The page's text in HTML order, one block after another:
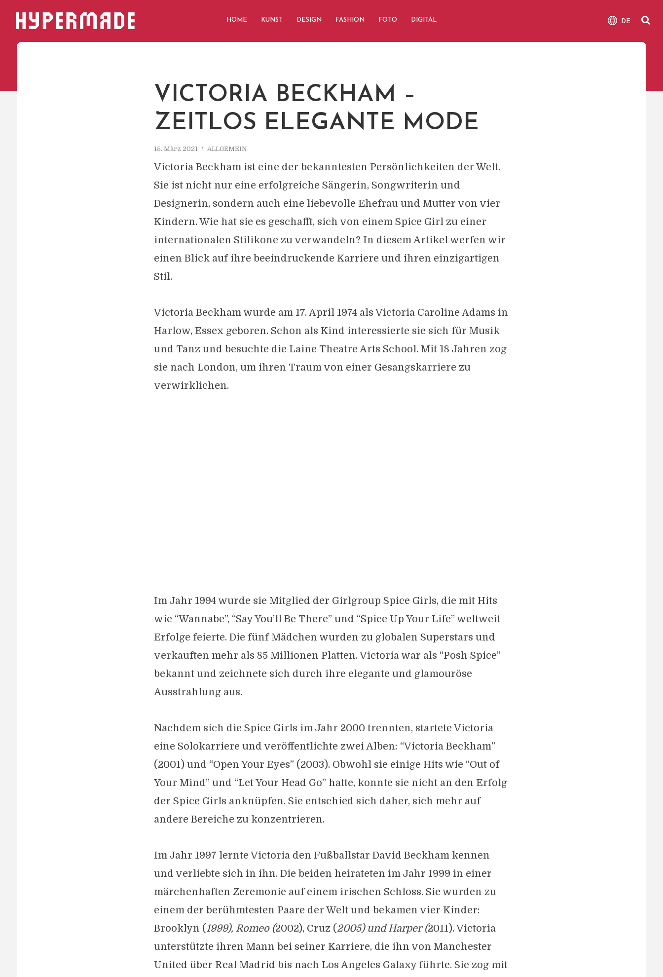
HYPERMADE HOME KUNST DESIGN FASHION FOTO DIGITAL DE
VICTORIA BECKHAM –
ZEITLOS ELEGANTE MODE
15. März 2021 ALLGEMEIN
Victoria Beckham ist eine der bekanntesten Persönlichkeiten der Welt.
Sie ist nicht nur eine erfolgreiche Sängerin, Songwriterin und
Designerin, sondern auch eine liebevolle Ehefrau und Mutter von vier
Kindern. Wie hat sie es geschafft, sich von einem Spice Girl zu einer
internationalen Stilikone zu verwandeln? In diesem Artikel werfen wir
einen Blick auf ihre beeindruckende Karriere und ihren einzigartigen
Stil.
Victoria Beckham wurde am 17. April 1974 als Victoria Caroline Adams in
Harlow, Essex geboren. Schon als Kind interessierte sie sich für Musik
und Tanz und besuchte die Laine Theatre Arts School. Mit 18 Jahren zog
sie nach London, um ihren Traum von einer Gesangskarriere zu
verwirklichen.
Im Jahr 1994 wurde sie Mitglied der Girlgroup Spice Girls, die mit Hits
wie “Wannabe”, “Say You’ll Be There” und “Spice Up Your Life” weltweit
Erfolge feierte. Die fünf Mädchen wurden zu globalen Superstars und
verkauften mehr als 85 Millionen Platten. Victoria war als “Posh Spice”
bekannt und zeichnete sich durch ihre elegante und glamouröse
Ausstrahlung aus.
Nachdem sich die Spice Girls im Jahr 2000 trennten, startete Victoria
eine Solokarriere und veröffentlichte zwei Alben: “Victoria Beckham”
(2001) und “Open Your Eyes” (2003). Obwohl sie einige Hits wie “Out of
Your Mind” und “Let Your Head Go” hatte, konnte sie nicht an den Erfolg
der Spice Girls anknüpfen. Sie entschied sich daher, sich mehr auf
andere Bereiche zu konzentrieren.
Im Jahr 1997 lernte Victoria den Fußballstar David Beckham kennen
und verliebte sich in ihn. Die beiden heirateten im Jahr 1999 in einer
märchenhaften Zeremonie auf einem irischen Schloss. Sie wurden zu
einem der berühmtesten Paare der Welt und bekamen vier Kinder:
Brooklyn (1999), Romeo (2002), Cruz (2005) und Harper (2011). Victoria
unterstützte ihren Mann bei seiner Karriere, die ihn von Manchester
United über Real Madrid bis nach Los Angeles Galaxy führte. Sie zog mit